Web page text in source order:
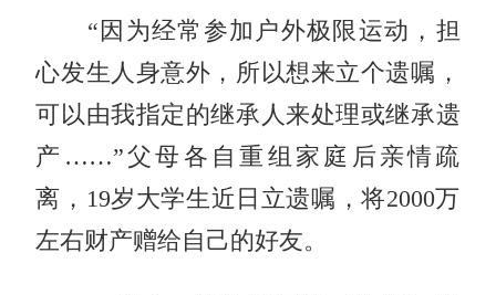
“因为经常参加户外极限运动，担
心发生人身意外，所以想来立个遗嘱，
可以由我指定的继承人来处理或继承遗
产……”父母各自重组家庭后亲情疏
离，19岁大学生近日立遗嘱，将2000万
左右财产赠给自己的好友。